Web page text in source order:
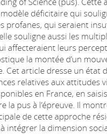
déficitaire qui
profanes, qui seraient
souligne aussi les
affecteraient leurs
la montée d’un
Cet article dresse un état
relatives aux attitudes
en France, en
la pus à l’épreuve. Il
de cette approche
intégrer la dimension